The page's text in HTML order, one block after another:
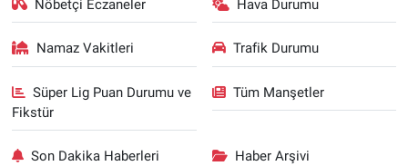
Nöbetçi Eczaneler Hava Durumu
Namaz Vakitleri Trafik Durumu
Süper Lig Puan Durumu ve
Fikstür
Tüm Manşetler
Son Dakika Haberleri Haber Arşivi